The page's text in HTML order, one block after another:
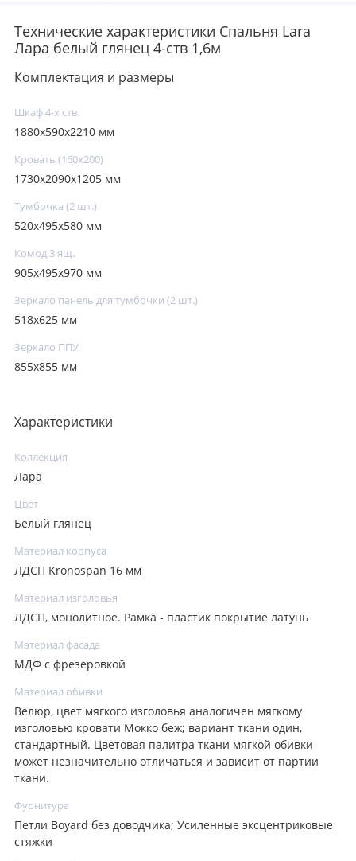
Технические характеристики Спальня Lara
Лара белый глянец 4-ств 1,6м
Комплектация и размеры
Шкаф 4-х ств.
1880x590x2210 мм
Кровать (160х200)
1730x2090x1205 мм
Тумбочка (2 шт.)
520x495x580 мм
Комод 3 ящ.
905x495x970 мм
Зеркало панель для тумбочки (2 шт.)
518x625 мм
Зеркало ППУ
855x855 мм
Характеристики
Коллекция
Лара
Цвет
Белый глянец
Материал корпуса
ЛДСП Kronospan 16 мм
Материал изголовья
ЛДСП, монолитное. Рамка - пластик покрытие латунь
Материал фасада
МДФ с фрезеровкой
Материал обивки
Велюр, цвет мягкого изголовья аналогичен мягкому
изголовью кровати Мокко беж; вариант ткани один,
стандартный. Цветовая палитра ткани мягкой обивки
может незначительно отличаться и зависит от партии
ткани.
Фурнитура
Петли Boyard без доводчика; Усиленные эксцентриковые
стяжки